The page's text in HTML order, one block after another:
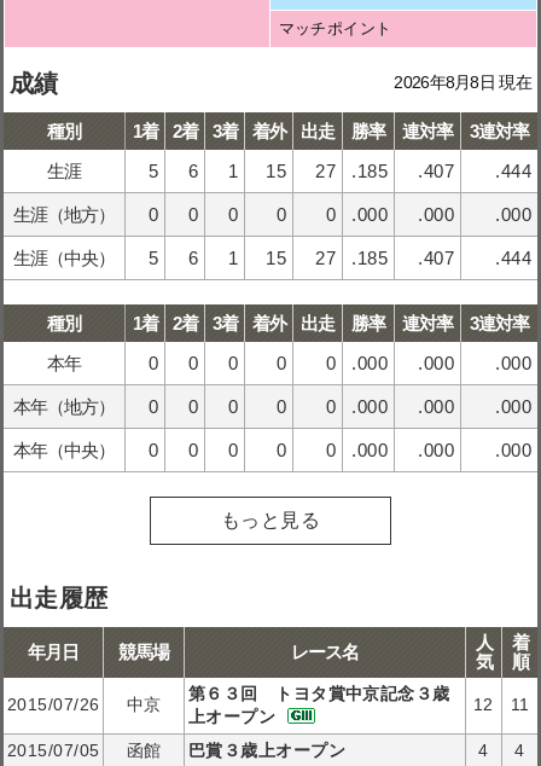
マッチポイント
成績 2026年8月8日 現在
種別 1着 2着 3着 着外 出走 勝率 連対率
3連対率
生涯
5 6 1 15 27 .185 .407 .444
生涯（地方） 0 0 0 0 0 .000 .000 .000
生涯（中央） 5 6 1 15 27 .185 .407 .444
種別 1着 2着 3着 着外 出走 勝率 連対率
3連対率
本年
0 0 0 0 0 .000 .000 .000
本年（地方） 0 0 0 0 0 .000 .000 .000
本年（中央） 0 0 0 0 0 .000 .000 .000
もっと見る
出走履歴
年月日 競馬場 レース名
人
気
着
順
2015/07/26 中京
第６３回 トヨタ賞中京記念３歳
上オープン
12 11
2015/07/05 函館 巴賞３歳上オープン 4
4